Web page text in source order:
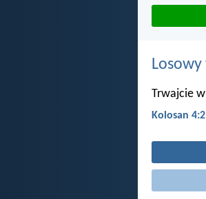
Trwajcie
Kolosan 4:2